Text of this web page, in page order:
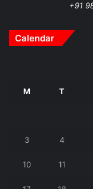
+91
Calendar
M T
3 4
10 11